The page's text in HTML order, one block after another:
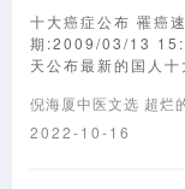
十大癌症公布 罹癌
期:2009/03/13
天公布最新的国人
倪海厦中医文选 超烂
2022-10-16